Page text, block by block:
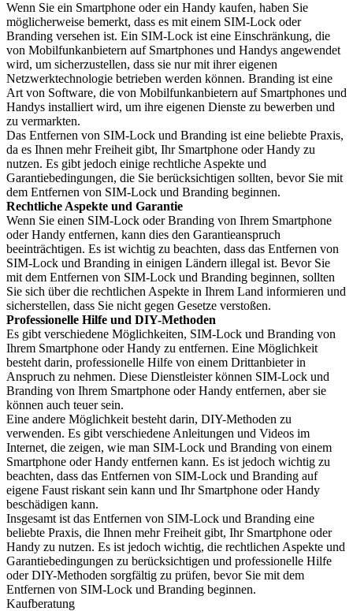
Wenn Sie ein Smartphone oder ein Handy kaufen, haben Sie
möglicherweise bemerkt, dass es mit einem SIM-Lock oder
Branding versehen ist. Ein SIM-Lock ist eine Einschränkung, die
von Mobilfunkanbietern auf Smartphones und Handys angewendet
wird, um sicherzustellen, dass sie nur mit ihrer eigenen
Netzwerktechnologie betrieben werden können. Branding ist eine
Art von Software, die von Mobilfunkanbietern auf Smartphones und
Handys installiert wird, um ihre eigenen Dienste zu bewerben und
zu vermarkten.
Das Entfernen von SIM-Lock und Branding ist eine beliebte Praxis,
da es Ihnen mehr Freiheit gibt, Ihr Smartphone oder Handy zu
nutzen. Es gibt jedoch einige rechtliche Aspekte und
Garantiebedingungen, die Sie berücksichtigen sollten, bevor Sie mit
dem Entfernen von SIM-Lock und Branding beginnen.
Rechtliche Aspekte und Garantie
Wenn Sie einen SIM-Lock oder Branding von Ihrem Smartphone
oder Handy entfernen, kann dies den Garantieanspruch
beeinträchtigen. Es ist wichtig zu beachten, dass das Entfernen von
SIM-Lock und Branding in einigen Ländern illegal ist. Bevor Sie
mit dem Entfernen von SIM-Lock und Branding beginnen, sollten
Sie sich über die rechtlichen Aspekte in Ihrem Land informieren und
sicherstellen, dass Sie nicht gegen Gesetze verstoßen.
Professionelle Hilfe und DIY-Methoden
Es gibt verschiedene Möglichkeiten, SIM-Lock und Branding von
Ihrem Smartphone oder Handy zu entfernen. Eine Möglichkeit
besteht darin, professionelle Hilfe von einem Drittanbieter in
Anspruch zu nehmen. Diese Dienstleister können SIM-Lock und
Branding von Ihrem Smartphone oder Handy entfernen, aber sie
können auch teuer sein.
Eine andere Möglichkeit besteht darin, DIY-Methoden zu
verwenden. Es gibt verschiedene Anleitungen und Videos im
Internet, die zeigen, wie man SIM-Lock und Branding von einem
Smartphone oder Handy entfernen kann. Es ist jedoch wichtig zu
beachten, dass das Entfernen von SIM-Lock und Branding auf
eigene Faust riskant sein kann und Ihr Smartphone oder Handy
beschädigen kann.
Insgesamt ist das Entfernen von SIM-Lock und Branding eine
beliebte Praxis, die Ihnen mehr Freiheit gibt, Ihr Smartphone oder
Handy zu nutzen. Es ist jedoch wichtig, die rechtlichen Aspekte und
Garantiebedingungen zu berücksichtigen und professionelle Hilfe
oder DIY-Methoden sorgfältig zu prüfen, bevor Sie mit dem
Entfernen von SIM-Lock und Branding beginnen.
Kaufberatung